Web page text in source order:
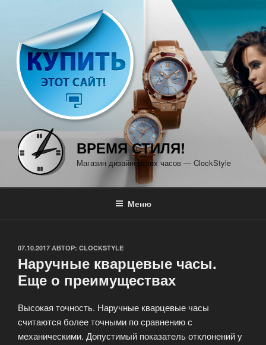
содержимому
ВРЕМЯ СТИЛЯ!
Магазин дизайнерских часов — ClockStyle
Меню
ОПУБЛИКОВАНО
07.10.2017 АВТОР: CLOCKSTYLE
Наручные кварцевые часы.
Еще о преимуществах
Высокая точность. Наручные кварцевые часы
считаются более точными по сравнению с
механическими. Допустимый показатель отклонений у